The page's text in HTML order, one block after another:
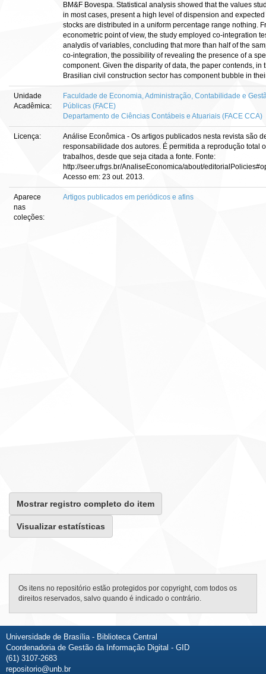
BM&F Bovespa. Statistical analysis showed that the values
in most cases, present a high level of dispension and
stocks are distributed in a uniform percentage range nothing.
econometric point of view, the study employed co-integration
analydis of variables, concluding that more than half of the
co-integration, the possibility of revealing the presence of a
component. Given the disparity of data, the paper contends, in
Brasilian civil construction sector has component bubble in
Unidade
Acadêmica:
Faculdade de Economia, Administração, Contabilidade e
Públicas (FACE)
Departamento de Ciências Contábeis e Atuariais (FACE CCA)
Licença:
Análise Econômica - Os artigos publicados nesta revista são
responsabilidade dos autores. É permitida a reprodução total
trabalhos, desde que seja citada a fonte. Fonte:
http://seer.ufrgs.br/AnaliseEconomica/about/
Acesso em: 23 out. 2013.
Aparece
nas
coleções:
Artigos publicados em periódicos e afins
Mostrar registro completo do item
Visualizar estatísticas
Os itens no repositório estão protegidos por copyright, com todos os
direitos reservados, salvo quando é indicado o contrário.
Universidade de Brasília - Biblioteca Central
Coordenadoria de Gestão da Informação Digital - GID
(61) 3107-2683
repositorio@unb.br